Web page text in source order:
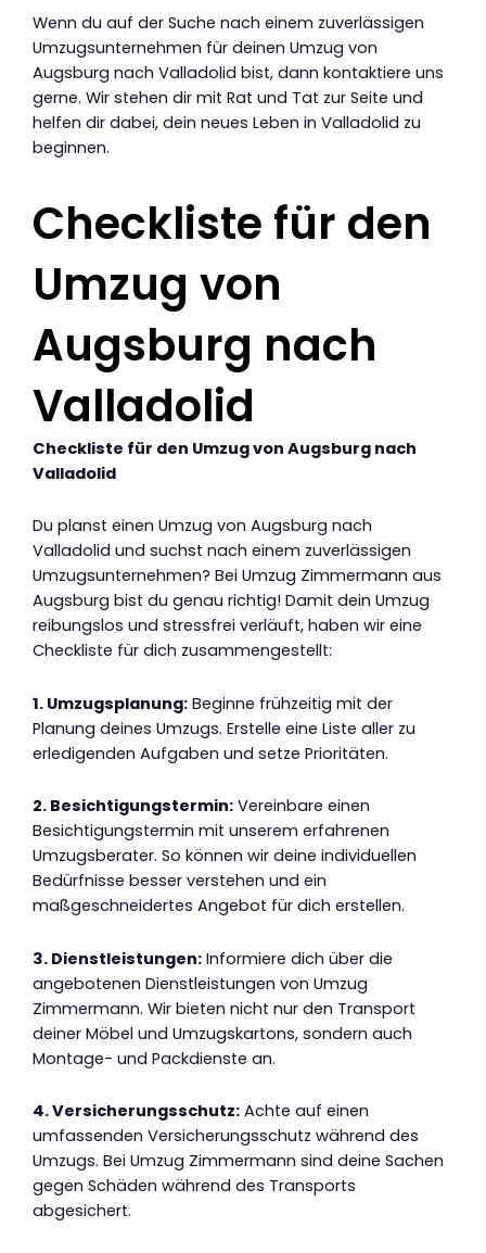
Wenn du auf der Suche nach einem zuverlässigen
Umzugsunternehmen für deinen Umzug von
Augsburg nach Valladolid bist, dann kontaktiere uns
gerne. Wir stehen dir mit Rat und Tat zur Seite und
helfen dir dabei, dein neues Leben in Valladolid zu
beginnen.
Checkliste für den
Umzug von
Augsburg nach
Valladolid
Checkliste für den Umzug von Augsburg nach
Valladolid
Du planst einen Umzug von Augsburg nach
Valladolid und suchst nach einem zuverlässigen
Umzugsunternehmen? Bei Umzug Zimmermann aus
Augsburg bist du genau richtig! Damit dein Umzug
reibungslos und stressfrei verläuft, haben wir eine
Checkliste für dich zusammengestellt:
1. Umzugsplanung: Beginne frühzeitig mit der
Planung deines Umzugs. Erstelle eine Liste aller zu
erledigenden Aufgaben und setze Prioritäten.
2. Besichtigungstermin: Vereinbare einen
Besichtigungstermin mit unserem erfahrenen
Umzugsberater. So können wir deine individuellen
Bedürfnisse besser verstehen und ein
maßgeschneidertes Angebot für dich erstellen.
3. Dienstleistungen: Informiere dich über die
angebotenen Dienstleistungen von Umzug
Zimmermann. Wir bieten nicht nur den Transport
deiner Möbel und Umzugskartons, sondern auch
Montage- und Packdienste an.
4. Versicherungsschutz: Achte auf einen
umfassenden Versicherungsschutz während des
Umzugs. Bei Umzug Zimmermann sind deine Sachen
gegen Schäden während des Transports
abgesichert.